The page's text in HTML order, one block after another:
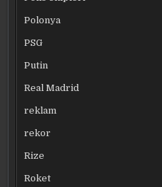
Polonya
PSG
Putin
Real Madrid
reklam
rekor
Rize
Roket